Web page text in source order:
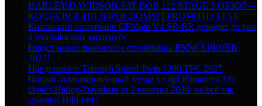
HARLEY-DAVIDSON FAT BOB 122 STAGE 3 ОБЗОР—
КОГДА ВСЕ ПО ВЗРОСЛОМУ! | PROMOTO TEST
Китайский спортбайк CFMoto V4 SR-RR доводят до ума
в итальянской аэротрубе
Грядет новое поколение спортбайка BMW S1000RR
2027!
Представлен Triumph Speed Twin 1200 TFC 2027
Новый лимитированный Vespa x Gigi Primavera 125
Отчёт Harley-Davidson за 2 квартал 2026: не всё так
мрачно! Или нет?